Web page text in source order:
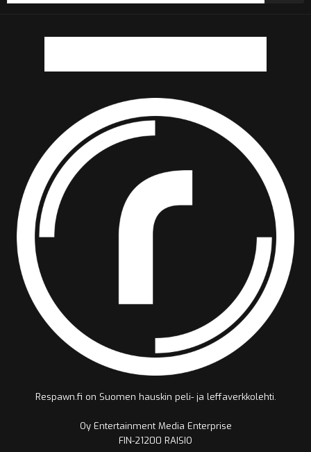
Respawn.fi on Suomen hauskin peli- ja leffaverkkolehti.
Oy Entertainment Media Enterprise
FIN-21200 RAISIO